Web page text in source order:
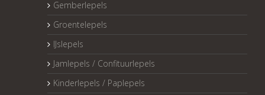
Gemberlepels
Groentelepels
IJslepels
Jamlepels / Confituurlepels
Kinderlepels / Paplepels